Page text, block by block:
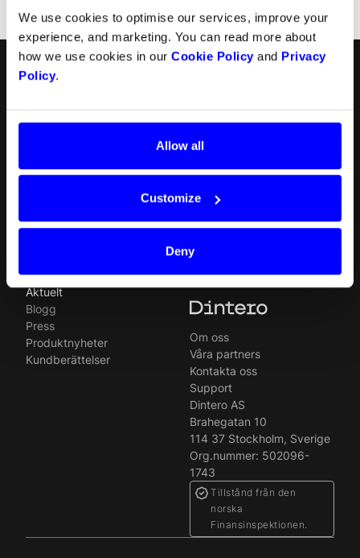
We use cookies to optimise our services, improve your
experience, and marketing. You can read more about
how we use cookies in our Cookie Policy and Privacy
Policy.
Allow all
Customize
Deny
Följ oss
Norsk
Produkter
Split Payout
Quickr (KYC)
Ressurser
Betalningsmetoder
Plugin
Juridisk
Karriärer
Aktuelt
Blogg
Press
Produktnyheter
Kundberättelser
Om oss
Våra partners
Kontakta oss
Support
Dintero AS
Brahegatan 10
114 37 Stockholm, Sverige
Org.nummer: 502096-
1743
Tillstånd från den
norska
Finansinspektionen.